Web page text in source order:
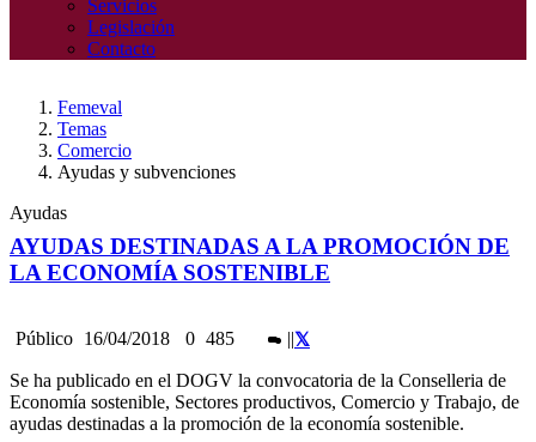
Servicios
Legislación
Contacto
Femeval
Temas
Comercio
Ayudas y subvenciones
Ayudas
AYUDAS DESTINADAS A LA PROMOCIÓN DE
LA ECONOMÍA SOSTENIBLE
Público 16/04/2018 0 485 ||
Se ha publicado en el DOGV la convocatoria de la Conselleria de
Economía sostenible, Sectores productivos, Comercio y Trabajo, de
ayudas destinadas a la promoción de la economía sostenible.